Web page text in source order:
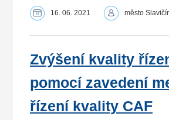
16. 06. 2021 město
Zvýšení kvality
pomocí zavedení
řízení kvality CAF